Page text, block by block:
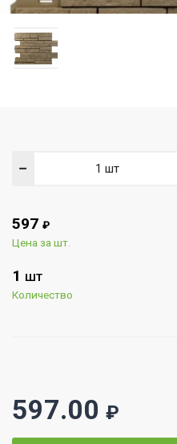
−
597 ₽
Цена за шт.
1 ШТ
Количество
597.00 ₽